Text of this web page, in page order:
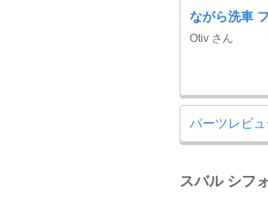
ながら洗車
Otiv さん
パーツレビ
スバル シフ